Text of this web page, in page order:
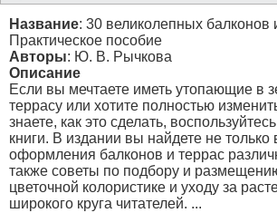
Название: 30 великолепных балконов
Практическое пособие
Авторы: Ю. В. Рычкова
Описание
Если вы мечтаете иметь утопающие в
террасу или хотите полностью
знаете, как это сделать,
книги. В издании вы найдете не только
оформления балконов и террас
также советы по подбору и
цветочной колористике и уходу за
широкого круга читателей. ...